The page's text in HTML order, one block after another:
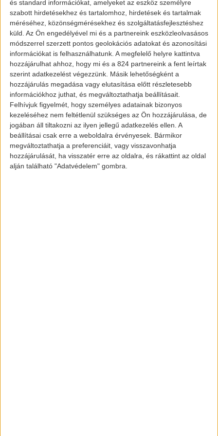
és standard információkat, amelyeket az eszköz személyre
szabott hirdetésekhez és tartalomhoz, hirdetések és tartalmak
méréséhez, közönségmérésekhez és szolgáltatásfejlesztéshez
küld. Az Ön engedélyével mi és a partnereink eszközleolvasásos
módszerrel szerzett pontos geolokációs adatokat és azonosítási
információkat is felhasználhatunk. A megfelelő helyre kattintva
hozzájárulhat ahhoz, hogy mi és a 824 partnereink a fent leírtak
szerint adatkezelést végezzünk. Másik lehetőségként a
hozzájárulás megadása vagy elutasítása előtt részletesebb
információkhoz juthat, és megváltoztathatja beállításait.
Felhívjuk figyelmét, hogy személyes adatainak bizonyos
kezeléséhez nem feltétlenül szükséges az Ön hozzájárulása, de
jogában áll tiltakozni az ilyen jellegű adatkezelés ellen. A
beállításai csak erre a weboldalra érvényesek. Bármikor
megváltoztathatja a preferenciáit, vagy visszavonhatja
hozzájárulását, ha visszatér erre az oldalra, és rákattint az oldal
alján található "Adatvédelem" gombra.
legkeresettebb jármű az USA piacán. Ami a
Tesla-t illeti, a Model 3 a második
legjobban eladott prémium jármű volt a
tavalyi évben.
Tesla Model Y